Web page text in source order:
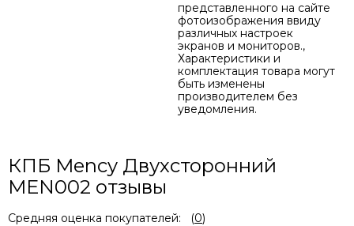
представленного на сайте
фотоизображения ввиду
различных настроек
экранов и мониторов.,
Характеристики и
комплектация товара могут
быть изменены
производителем без
уведомления.
КПБ Mency Двухсторонний
MEN002 отзывы
Средняя оценка покупателей: (0)